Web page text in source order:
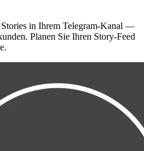
in Ihrem Telegram-Kanal —
Planen Sie Ihren Story-Feed